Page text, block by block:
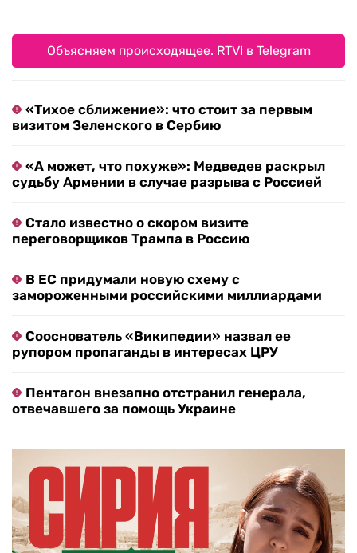
Объясняем происходящее. RTVI в Telegram
«Тихое сближение»: что стоит за первым
визитом Зеленского в Сербию
«А может, что похуже»: Медведев раскрыл
судьбу Армении в случае разрыва с Россией
Стало известно о скором визите
переговорщиков Трампа в Россию
В ЕС придумали новую схему с
замороженными российскими миллиардами
Сооснователь «Википедии» назвал ее
рупором пропаганды в интересах ЦРУ
Пентагон внезапно отстранил генерала,
отвечавшего за помощь Украине